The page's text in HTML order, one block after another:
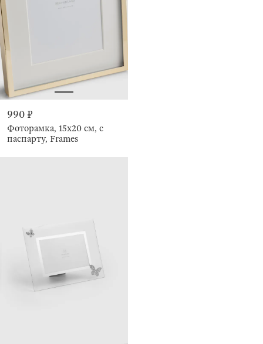
990 ₽
Фоторамка, 15х20 см, с
паспарту, Frames